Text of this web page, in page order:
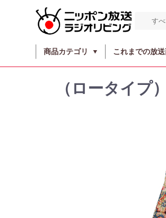
商品カテゴリ これまでの放
（ロータイプ